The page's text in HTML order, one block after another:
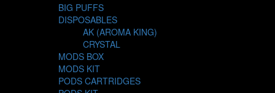
NUBO
OMERTA LIQUIDS
OPMH PROJECT
S-ELF JUICE
SADBOY
SCANDAL
SECRET FOREST
BIG PUFFS
DISPOSABLES
AK (AROMA KING)
CRYSTAL
MODS BOX
MODS KIT
PODS CARTRIDGES